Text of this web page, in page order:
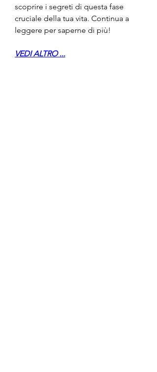
scoprire i segreti di questa fase
cruciale della tua vita. Continua a
leggere per saperne di più!
VEDI ALTRO ...